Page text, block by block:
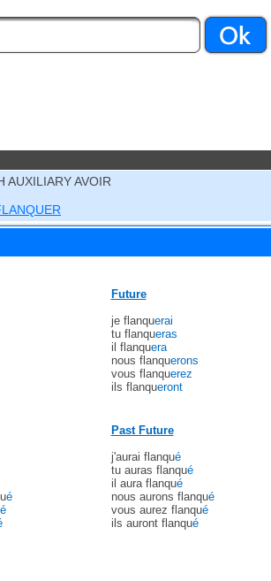
AUXILIARY AVOIR
Future
je flanquerai
tu flanqueras
il flanquera
nous flanquerons
vous flanquerez
ils flanqueront
é
é
Past Future
j'aurai flanqué
tu auras flanqué
il aura flanqué
nous aurons flanqué
vous aurez flanqué
ils auront flanqué